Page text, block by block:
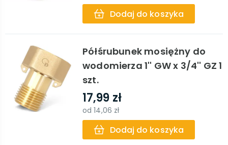
Dodaj do koszyka
Półśrubunek mosiężny do
wodomierza 1'' GW x 3/4'' GZ 1
szt.
17,99 zł
od14,06 zł
Dodaj do koszyka